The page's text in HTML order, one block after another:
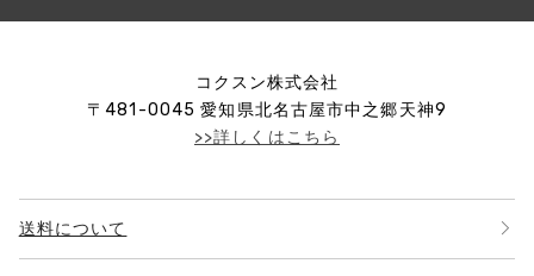
コクスン株式会社
〒481-0045 愛知県北名古屋市中之郷天神9
>>詳しくはこちら
送料について